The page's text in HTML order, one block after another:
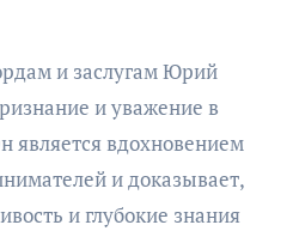
и заслугам Юрий
и уважение в
является вдохновением
и доказывает,
и глубокие знания